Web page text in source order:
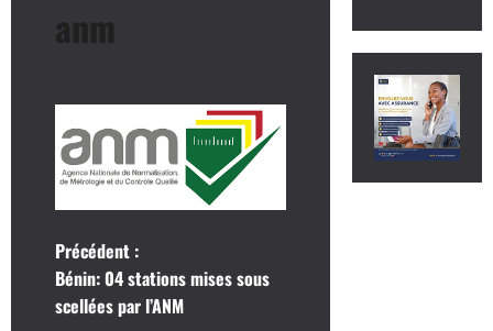
anm
N
a
Précédent :
Bénin: 04 stations mises sous
scellées par l’ANM